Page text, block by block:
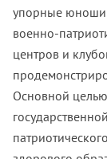
упорные юноши
военно-
центров и
Основной